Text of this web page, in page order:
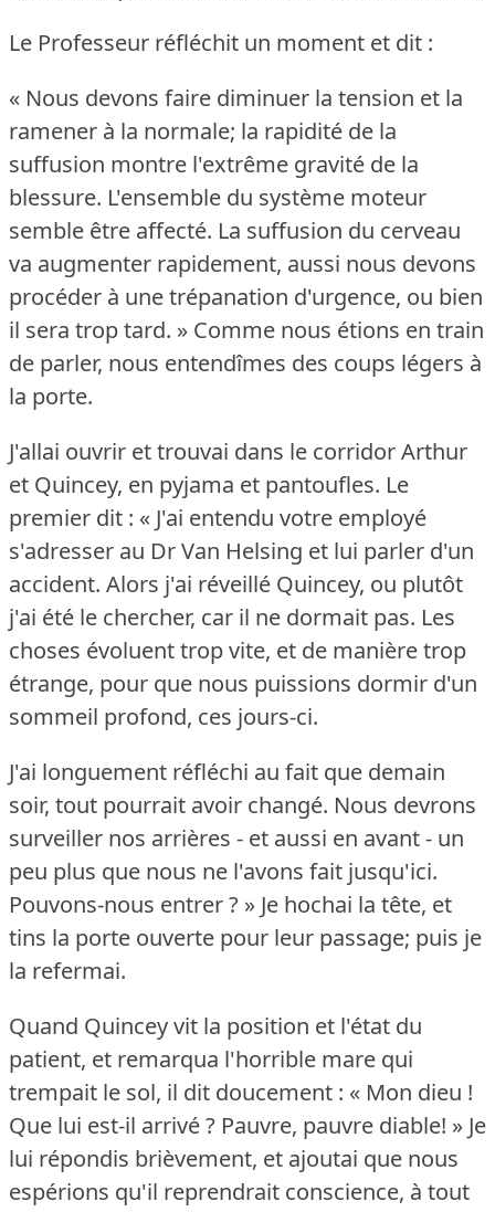
Le Professeur réfléchit un moment et dit :
« Nous devons faire diminuer la tension et la
ramener à la normale; la rapidité de la
suffusion montre l'extrême gravité de la
blessure. L'ensemble du système moteur
semble être affecté. La suffusion du cerveau
va augmenter rapidement, aussi nous devons
procéder à une trépanation d'urgence, ou bien
il sera trop tard. » Comme nous étions en train
de parler, nous entendîmes des coups légers à
la porte.
J'allai ouvrir et trouvai dans le corridor Arthur
et Quincey, en pyjama et pantoufles. Le
premier dit : « J'ai entendu votre employé
s'adresser au Dr Van Helsing et lui parler d'un
accident. Alors j'ai réveillé Quincey, ou plutôt
j'ai été le chercher, car il ne dormait pas. Les
choses évoluent trop vite, et de manière trop
étrange, pour que nous puissions dormir d'un
sommeil profond, ces jours-ci.
J'ai longuement réfléchi au fait que demain
soir, tout pourrait avoir changé. Nous devrons
surveiller nos arrières - et aussi en avant - un
peu plus que nous ne l'avons fait jusqu'ici.
Pouvons-nous entrer ? » Je hochai la tête, et
tins la porte ouverte pour leur passage; puis je
la refermai.
Quand Quincey vit la position et l'état du
patient, et remarqua l'horrible mare qui
trempait le sol, il dit doucement : « Mon dieu !
Que lui est-il arrivé ? Pauvre, pauvre diable! » Je
lui répondis brièvement, et ajoutai que nous
espérions qu'il reprendrait conscience, à tout